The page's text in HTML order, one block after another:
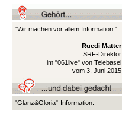
"Wir machen vor allem Information."
Ruedi Matter
SRF-Direktor
im "061live" von Telebasel
vom 3. Juni 2015
"Glanz&Gloria"-Information.